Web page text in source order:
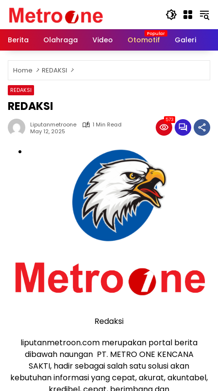
content
Berita
Olahraga Video Otomotif Galeri
Home REDAKSI
REDAKSI
REDAKSI
Liputanmetroone
1 Min Read
May 12, 2025
573
Redaksi
liputanmetroon.com merupakan portal berita
dibawah naungan PT. METRO ONE KENCANA
SAKTI, hadir sebagai salah satu solusi akan
kebutuhan informasi yang cepat, akurat, akuntabel,